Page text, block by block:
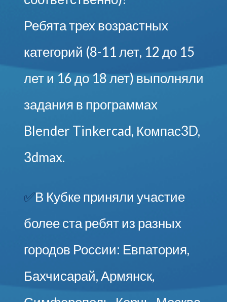
Ребята трех возрастных
категорий (8-11 лет, 12 до 15
лет и 16 до 18 лет) выполняли
задания в программах
Blender Tinkercad, Компас3D,
3dmax.
✅В Кубке приняли участие
более ста ребят из разных
городов России: Евпатория,
Бахчисарай, Армянск,